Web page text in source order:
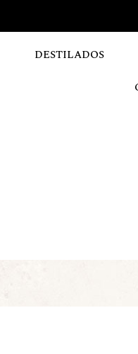
DESTILADOS